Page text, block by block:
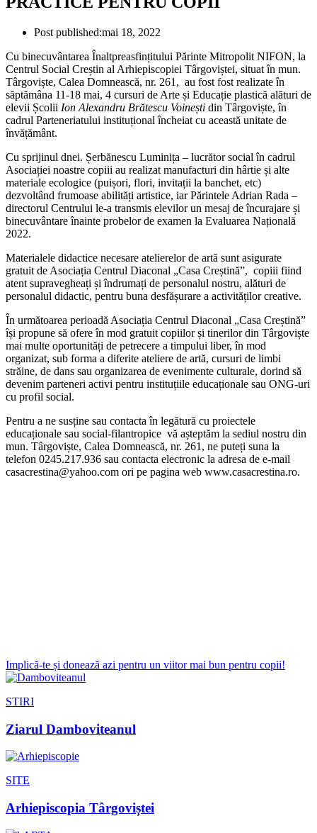
Post published:mai 18, 2022
Cu binecuvântarea Înaltpreasfințitului Părinte Mitropolit NIFON, la
Centrul Social Creștin al Arhiepiscopiei Târgoviștei, situat în mun.
Târgoviște, Calea Domnească, nr. 261, au fost fost realizate în
săptămâna 11-18 mai, 4 cursuri de Arte și Educație plastică alături de
elevii Școlii Ion Alexandru Brătescu Voinești din Târgoviște, în
cadrul Parteneriatului instituțional încheiat cu această unitate de
învățământ.
Cu sprijinul dnei. Șerbănescu Luminița – lucrător social în cadrul
Asociației noastre copiii au realizat manufacturi din hârtie și alte
materiale ecologice (puișori, flori, invitații la banchet, etc)
dezvoltând frumoase abilități artistice, iar Părintele Adrian Rada –
directorul Centrului le-a transmis elevilor un mesaj de încurajare și
binecuvântare înainte probelor de examen la Evaluarea Națională
2022.
Materialele didactice necesare atelierelor de artă sunt asigurate
gratuit de Asociația Centrul Diaconal „Casa Creștină”, copiii fiind
atent supravegheați și îndrumați de personalul nostru, alături de
personalul didactic, pentru buna desfășurare a activităților creative.
În următoarea perioadă Asociația Centrul Diaconal „Casa Creștină”
își propune să ofere în mod gratuit copiilor și tinerilor din Târgoviște
mai multe oportunități de petrecere a timpului liber, în mod
organizat, sub forma a diferite ateliere de artă, cursuri de limbi
străine, de dans sau organizarea de evenimente culturale, dorind să
devenim parteneri activi pentru instituțiile educaționale sau ONG-uri
cu profil social.
Pentru a ne susține sau contacta în legătură cu proiectele
educaționale sau social-filantropice vă așteptăm la sediul nostru din
mun. Târgoviște, Calea Domnească, nr. 261, ne puteți suna la
telefon 0245.217.936 sau contacta electronic la adresa de e-mail
casacrestina@yahoo.com ori pe pagina web www.casacrestina.ro.
Implică-te și donează azi pentru un viitor mai bun pentru copii!
STIRI
Ziarul Damboviteanul
SITE
Arhiepiscopia Târgoviștei